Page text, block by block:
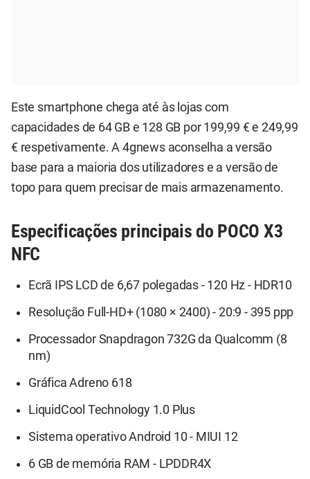
Este smartphone chega até às lojas com
capacidades de 64 GB e 128 GB por 199,99 € e 249,99
€ respetivamente. A 4gnews aconselha a versão
base para a maioria dos utilizadores e a versão de
topo para quem precisar de mais armazenamento.
Especificações principais do POCO X3
NFC
Ecrã IPS LCD de 6,67 polegadas - 120 Hz - HDR10
Resolução Full-HD+ (1080 × 2400) - 20:9 - 395 ppp
Processador Snapdragon 732G da Qualcomm (8
nm)
Gráfica Adreno 618
LiquidCool Technology 1.0 Plus
Sistema operativo Android 10 - MIUI 12
6 GB de memória RAM - LPDDR4X